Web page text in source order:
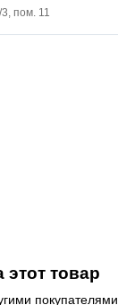
пом. 11
этот товар
покупателями